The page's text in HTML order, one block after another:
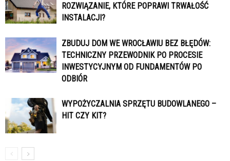
ROZWIĄZANIE, KTÓRE POPRAWI TRWAŁOŚĆ
INSTALACJI?
ZBUDUJ DOM WE WROCŁAWIU BEZ BŁĘDÓW:
TECHNICZNY PRZEWODNIK PO PROCESIE
INWESTYCYJNYM OD FUNDAMENTÓW PO
ODBIÓR
WYPOŻYCZALNIA SPRZĘTU BUDOWLANEGO –
HIT CZY KIT?